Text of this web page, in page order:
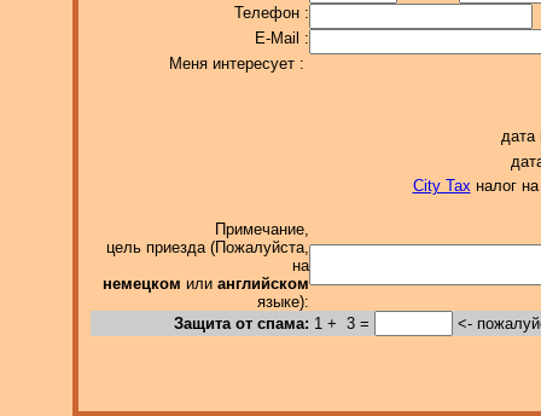
Телефон :
E-Mail :
Меня интересует :
дата
City Taxналог на
Примечание,
цель приезда (Пожалуйста,
на
немецком или английском
языке):
Защита от спама: 1 + 3 = <-